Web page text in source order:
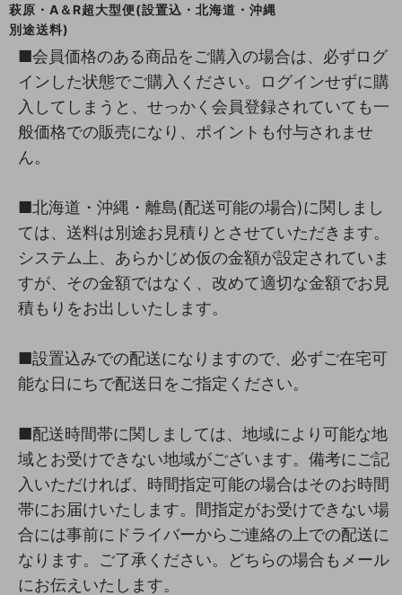
萩原・A＆R超大型便(設置込・北海道・沖縄
別途送料)
■会員価格のある商品をご購入の場合は、必ずログ
インした状態でご購入ください。ログインせずに購
入してしまうと、せっかく会員登録されていても一
般価格での販売になり、ポイントも付与されませ
ん。
■北海道・沖縄・離島(配送可能の場合)に関しまし
ては、送料は別途お見積りとさせていただきます。
システム上、あらかじめ仮の金額が設定されていま
すが、その金額ではなく、改めて適切な金額でお見
積もりをお出しいたします。
■設置込みでの配送になりますので、必ずご在宅可
能な日にちで配送日をご指定ください。
■配送時間帯に関しましては、地域により可能な地
域とお受けできない地域がございます。備考にご記
入いただければ、時間指定可能の場合はそのお時間
帯にお届けいたします。間指定がお受けできない場
合には事前にドライバーからご連絡の上での配送に
なります。ご了承ください。どちらの場合もメール
にお伝えいたします。